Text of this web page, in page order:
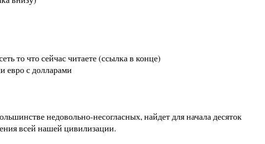
то что сейчас читаете (ссылка в конце)
евро с долларами
недовольно-несогласных, найдет для начала десяток
всей нашей цивилизации.